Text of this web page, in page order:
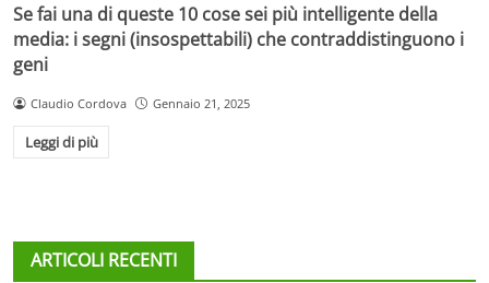
Se fai una di queste 10 cose sei più intelligente della
media: i segni (insospettabili) che contraddistinguono i
geni
Claudio Cordova Gennaio 21, 2025
Leggi di più
ARTICOLI RECENTI